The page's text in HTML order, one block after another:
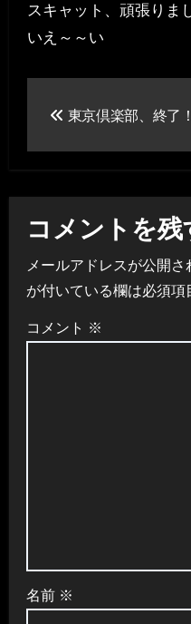
スキャット、頑張りま
いえ～～い
ビ
ゲ
ー
シ
東京倶楽部、終了！
コメントを残
メールアドレスが公開さ
が付いている欄は必須項
コメント ※
名前 ※